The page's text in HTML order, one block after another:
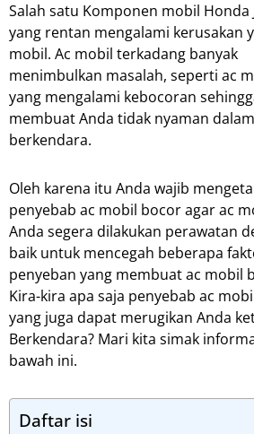
Salah satu Komponen mobil Honda
yang rentan mengalami kerusakan
mobil. Ac mobil terkadang banyak
menimbulkan masalah, seperti ac
yang mengalami kebocoran
membuat Anda tidak nyaman dalam
berkendara.
Oleh karena itu Anda wajib
penyebab ac mobil bocor agar ac
Anda segera dilakukan perawatan
baik untuk mencegah beberapa
penyeban yang membuat ac mobil
Kira-kira apa saja penyebab ac
yang juga dapat merugikan Anda
Berkendara? Mari kita simak
bawah ini.
Daftar isi